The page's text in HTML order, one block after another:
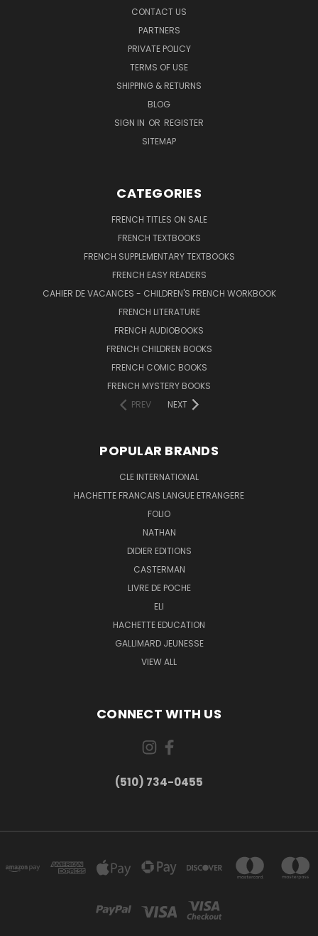
CONTACT US
PARTNERS
PRIVATE POLICY
TERMS OF USE
SHIPPING & RETURNS
BLOG
SIGN IN OR REGISTER
SITEMAP
CATEGORIES
FRENCH TITLES ON SALE
FRENCH TEXTBOOKS
FRENCH SUPPLEMENTARY TEXTBOOKS
FRENCH EASY READERS
CAHIER DE VACANCES - CHILDREN'S FRENCH WORKBOOK
FRENCH LITERATURE
FRENCH AUDIOBOOKS
FRENCH CHILDREN BOOKS
FRENCH COMIC BOOKS
FRENCH MYSTERY BOOKS
PREV
NEXT
POPULAR BRANDS
CLE INTERNATIONAL
HACHETTE FRANCAIS LANGUE ETRANGERE
FOLIO
NATHAN
DIDIER EDITIONS
CASTERMAN
LIVRE DE POCHE
ELI
HACHETTE EDUCATION
GALLIMARD JEUNESSE
VIEW ALL
CONNECT WITH US
(510) 734-0455